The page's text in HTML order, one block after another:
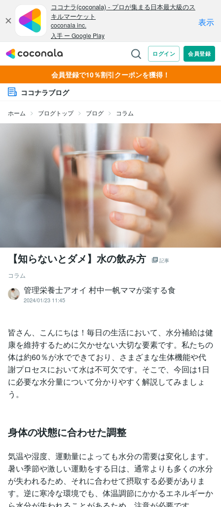
会員登録で10％割引クーポンを獲得！
ココナラブログ
ホーム ブログトップ ブログ コラム
【知らないとダメ】水の飲み方 記事
コラム
管理栄養士アオイ 村中一帆ママが楽する食
2024/01/23 11:45
皆さん、こんにちは！毎日の生活において、水分補給は健
康を維持するために欠かせない大切な要素です。私たちの
体は約60％が水でできており、さまざまな生体機能や代
謝プロセスにおいて水は不可欠です。そこで、今回は1日
に必要な水分量について分かりやすく解説してみましょ
う。
身体の状態に合わせた調整
気温や湿度、運動量によっても水分の需要は変化します。
暑い季節や激しい運動をする日は、通常よりも多くの水分
が失われるため、それに合わせて摂取する必要がありま
す。逆に寒冷な環境でも、体温調節にかかるエネルギーか